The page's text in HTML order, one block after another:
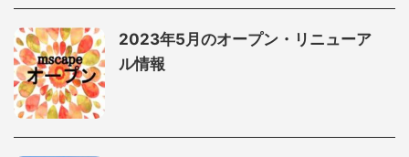
2023年5月のオープン・リニューア
ル情報